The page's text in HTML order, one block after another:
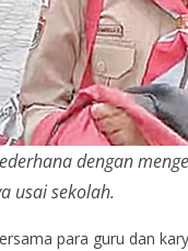
dengan
usai sekolah.
para guru dan